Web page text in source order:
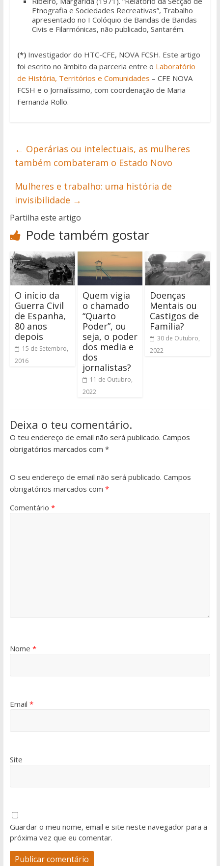
Etnografia e Sociedades Recreativas”, Trabalho
apresentado no I Colóquio de Bandas de Bandas
Civis e Filarmónicas, não publicado, Santarém.
(*) Investigador do HTC-CFE, NOVA FCSH. Este artigo
foi escrito no âmbito da parceria entre o Laboratório
de História, Territórios e Comunidades – CFE NOVA
FCSH e o Jornalíssimo, com coordenação de Maria
Fernanda Rollo.
← Operárias ou intelectuais, as mulheres
também combateram o Estado Novo
Mulheres e trabalho: uma história de
invisibilidade →
Partilha este artigo
Pode também gostar
O início da
Guerra Civil
de Espanha,
80 anos
depois
15 de Setembro,
2016
Quem vigia
o chamado
“Quarto
Poder”, ou
seja, o poder
dos media e
dos
jornalistas?
11 de Outubro,
2022
Doenças
Mentais ou
Castigos de
Família?
30 de Outubro,
2022
Deixa o teu comentário.
O teu endereço de email não será publicado. Campos
obrigatórios marcados com *
O seu endereço de email não será publicado. Campos
obrigatórios marcados com *
Comentário *
Nome *
Email *
Site
Guardar o meu nome, email e site neste navegador para a
próxima vez que eu comentar.